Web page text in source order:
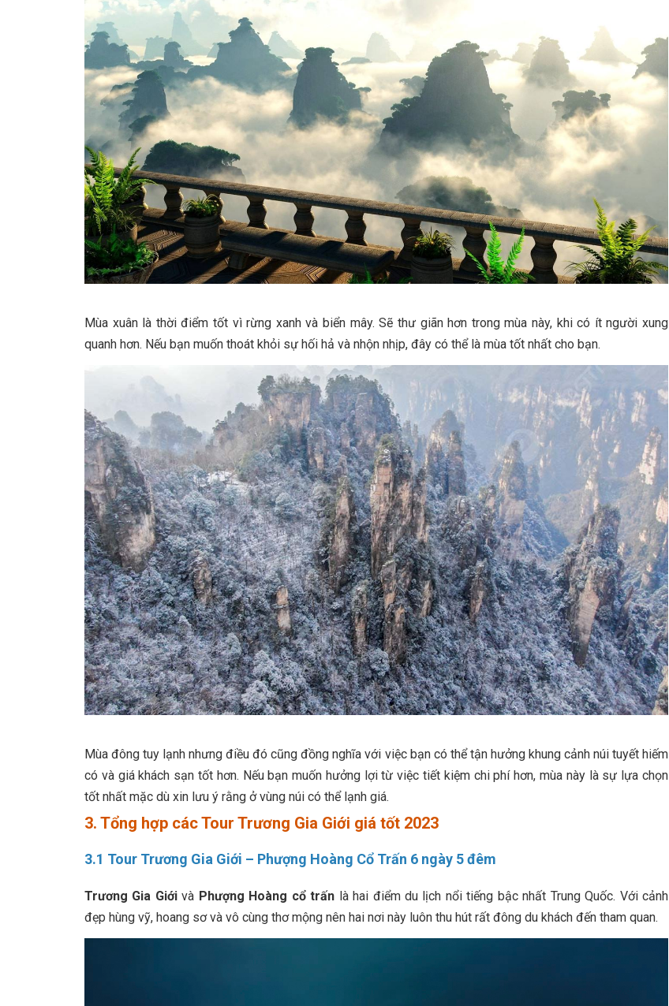
Mùa xuân là thời điểm tốt vì rừng xanh và biển mây. Sẽ thư giãn hơn trong mùa này, khi có ít người xung
quanh hơn. Nếu bạn muốn thoát khỏi sự hối hả và nhộn nhịp, đây có thể là mùa tốt nhất cho bạn.
Mùa đông tuy lạnh nhưng điều đó cũng đồng nghĩa với việc bạn có thể tận hưởng khung cảnh núi tuyết hiếm
có và giá khách sạn tốt hơn. Nếu bạn muốn hưởng lợi từ việc tiết kiệm chi phí hơn, mùa này là sự lựa chọn
tốt nhất mặc dù xin lưu ý rằng ở vùng núi có thể lạnh giá.
3. Tổng hợp cácTour Trương Gia Giới giá tốt 2023
3.1 Tour Trương Gia Giới – Phượng Hoàng Cổ Trấn 6 ngày 5 đêm
Trương Gia Giớivà Phượng Hoàng cổ trấn là hai điểm du lịch nổi tiếng bậc nhất Trung Quốc. Với cảnh
đẹp hùng vỹ, hoang sơ và vô cùng thơ mộng nên hai nơi này luôn thu hút rất đông du khách đến tham quan.